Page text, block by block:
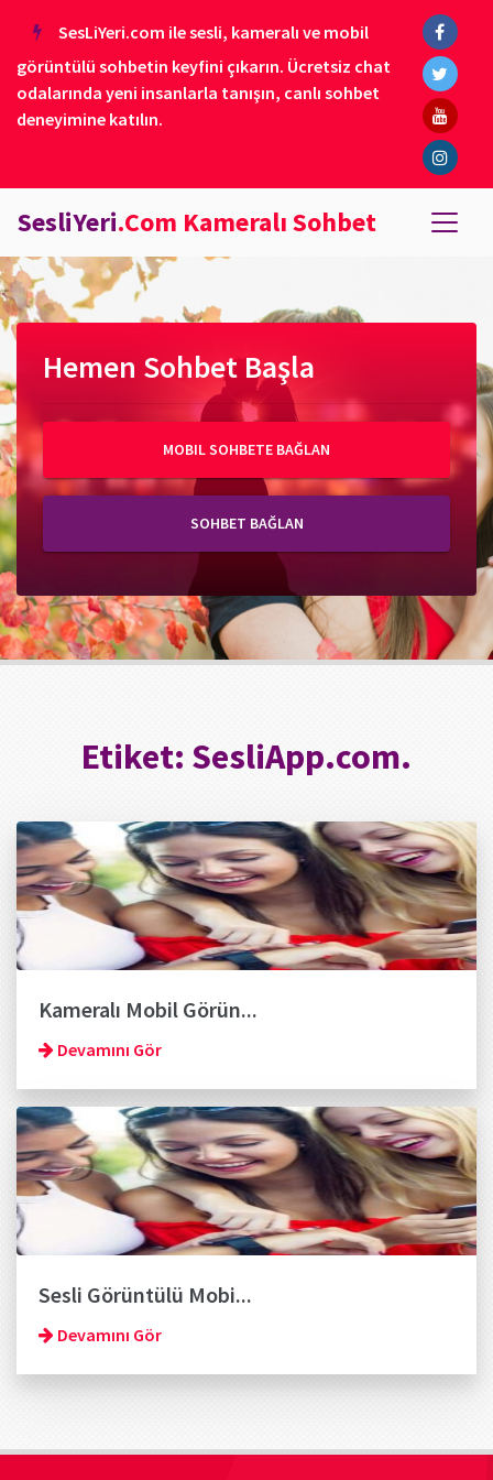
SesLiYeri.com ile sesli, kameralı ve mobil
görüntülü sohbetin keyfini çıkarın. Ücretsiz chat
odalarında yeni insanlarla tanışın, canlı sohbet
deneyimine katılın.
SesliYeri.Com Kameralı Sohbet
Hemen Sohbet Başla
MOBIL SOHBETE BAĞLAN
SOHBET BAĞLAN
Etiket: SesliApp.com.
Kameralı Mobil Görün...
Devamını Gör
Sesli Görüntülü Mobi...
Devamını Gör